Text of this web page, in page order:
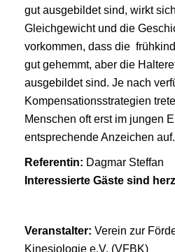
gut ausgebildet sind, wirkt
Gleichgewicht und die
vorkommen, dass die
gut gehemmt, aber die
ausgebildet sind. Je nach
Kompensationsstrategien
Menschen oft erst im jungen
entsprechende Anzeichen auf.
Referentin: Dagmar Steffan
Interessierte Gäste sind
Veranstalter: Verein zur
Kinesiologie e.V. (VFBK)